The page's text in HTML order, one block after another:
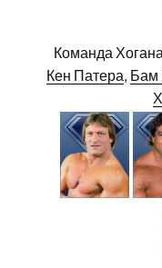
Команда
Кен Патера, Бам